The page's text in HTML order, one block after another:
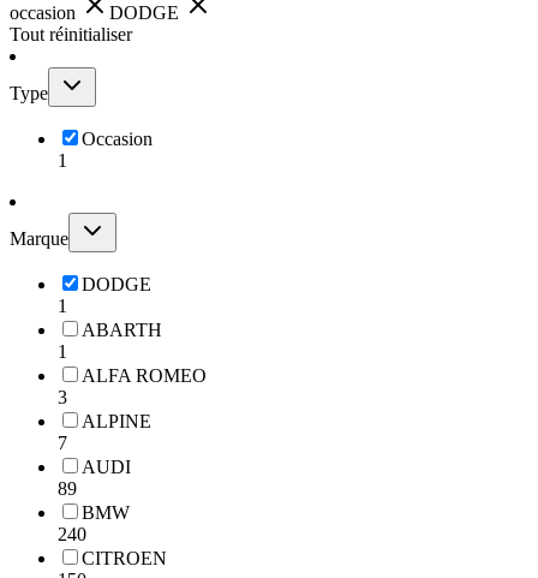
occasion
DODGE
Tout réinitialiser
Type
Occasion
1
Marque
DODGE
1
ABARTH
1
ALFA ROMEO
3
ALPINE
7
AUDI
89
BMW
240
CITROEN